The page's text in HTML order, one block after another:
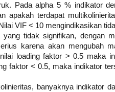
Pada alpha 5 % indikator
apakah terdapat
VIF < 10 mengindikasikan
tidak signifikan, dengan
karena akan mengubah
loading faktor > 0.5 maka
faktor < 0.5, maka indikator
banyaknya indikator